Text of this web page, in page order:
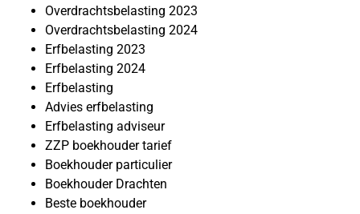
Overdrachtsbelasting 2023
Overdrachtsbelasting 2024
Erfbelasting 2023
Erfbelasting 2024
Erfbelasting
Advies erfbelasting
Erfbelasting adviseur
ZZP boekhouder tarief
Boekhouder particulier
Boekhouder Drachten
Beste boekhouder